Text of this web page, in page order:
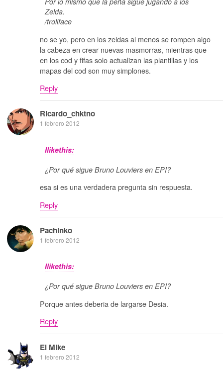
Zelda.
/trollface
no se yo, pero en los zeldas al menos se rompen algo
la cabeza en crear nuevas masmorras, mientras que
en los cod y fifas solo actualizan las plantillas y los
mapas del cod son muy simplones.
Reply
Ricardo_chktno
1 febrero 2012
Ilikethis:
¿Por qué sigue Bruno Louviers en EPI?
esa si es una verdadera pregunta sin respuesta.
Reply
Pachinko
1 febrero 2012
Ilikethis:
¿Por qué sigue Bruno Louviers en EPI?
Porque antes deberia de largarse Desia.
Reply
El Mike
1 febrero 2012